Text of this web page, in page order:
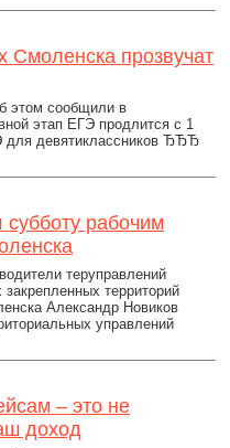
Смоленска прозвучат
этом сообщили в
этап ЕГЭ продлится с 1
для девятиклассников ЂЂЂ
рабочим
теруправлений
территорий
Александр Новиков
управлений
– это не
доход